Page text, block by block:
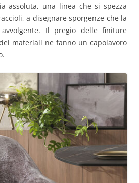
assoluta, una linea che si spezza
a disegnare sporgenze che la
Il pregio delle finiture
materiali ne fanno un capolavoro